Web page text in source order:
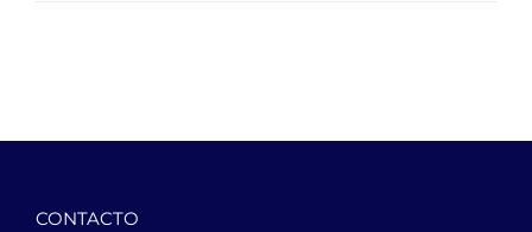
CONTACTO